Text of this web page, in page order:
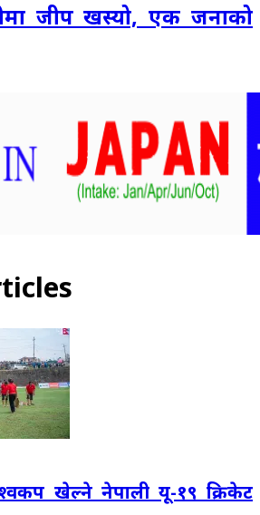
जीप खस्यो, एक जनाको
खेल्ने नेपाली यू-१९ क्रिकेट